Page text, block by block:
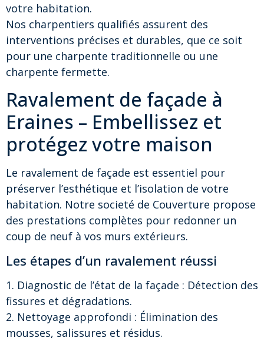
votre habitation.
Nos charpentiers qualifiés assurent des
interventions précises et durables, que ce soit
pour une charpente traditionnelle ou une
charpente fermette.
Ravalement de façade à
Eraines – Embellissez et
protégez votre maison
Le ravalement de façade est essentiel pour
préserver l’esthétique et l’isolation de votre
habitation. Notre societé de Couverture propose
des prestations complètes pour redonner un
coup de neuf à vos murs extérieurs.
Les étapes d’un ravalement réussi
1. Diagnostic de l’état de la façade : Détection des
fissures et dégradations.
2. Nettoyage approfondi : Élimination des
mousses, salissures et résidus.